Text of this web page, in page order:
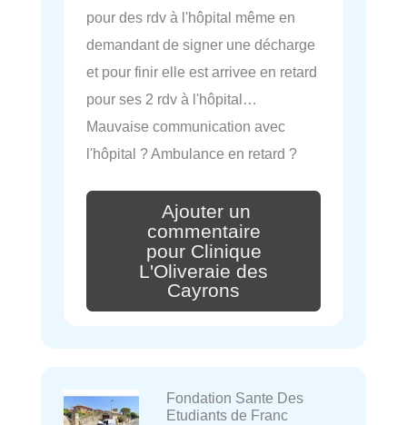
pour des rdv à l'hôpital même en
demandant de signer une décharge
et pour finir elle est arrivee en retard
pour ses 2 rdv à l'hôpital…
Mauvaise communication avec
l'hôpital ? Ambulance en retard ?
Ajouter un
commentaire
pour Clinique
L'Oliveraie des
Cayrons
Fondation Sante Des
Etudiants de Franc